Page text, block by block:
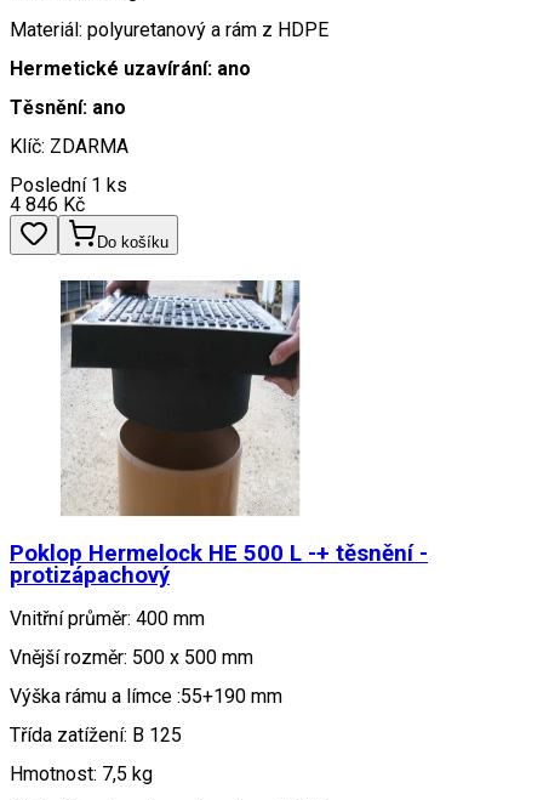
Materiál: polyuretanový a rám z HDPE
Hermetické uzavírání: ano
Těsnění: ano
Klíč: ZDARMA
Poslední 1 ks
4 846 Kč
Do košíku
Poklop Hermelock HE 500 L -+ těsnění -
protizápachový
Vnitřní průměr: 400 mm
Vnější rozměr: 500 x 500 mm
Výška rámu a límce :55+190 mm
Třída zatížení: B 125
Hmotnost: 7,5 kg